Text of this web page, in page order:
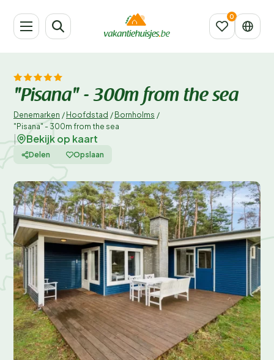
"Pisana" - 300m from the sea
Denemarken / Hoofdstad / Bornholms /
"Pisana" - 300m from the sea
Bekijk op kaart
Delen Opslaan